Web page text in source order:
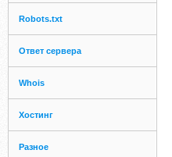
Robots.txt
Ответ сервера
Whois
Хостинг
Разное